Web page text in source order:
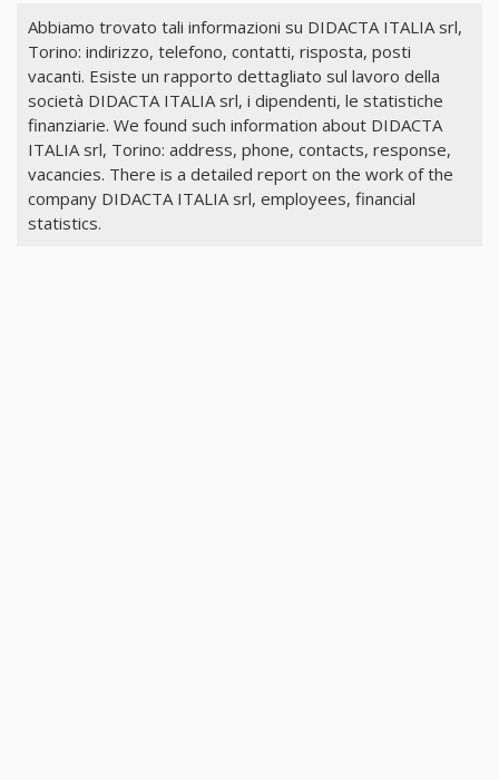
Abbiamo trovato tali informazioni su DIDACTA ITALIA srl,
Torino: indirizzo, telefono, contatti, risposta, posti
vacanti. Esiste un rapporto dettagliato sul lavoro della
società DIDACTA ITALIA srl, i dipendenti, le statistiche
finanziarie. We found such information about DIDACTA
ITALIA srl, Torino: address, phone, contacts, response,
vacancies. There is a detailed report on the work of the
company DIDACTA ITALIA srl, employees, financial
statistics.